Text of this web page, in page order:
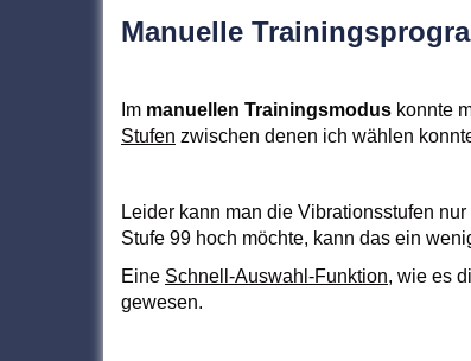
Manuelle
Im manuellen Trainingsmodus konnte
Stufen zwischen denen ich wählen
Leider kann man die Vibrationsstufen
Stufe 99 hoch möchte, kann das ein
Eine Schnell-Auswahl-Funktion, wie es
gewesen.